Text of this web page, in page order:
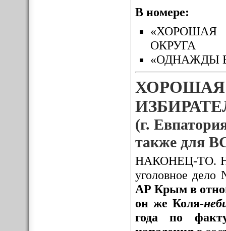
В номере:
«ХОРОШАЯ
ОКРУГА
«ОДНАЖДЫ
ХОРОШАЯ
(г.
также для
НАКОНЕЦ-ТО.
уголовное
АР Крым в
он же Коля-
года по